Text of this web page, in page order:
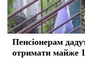
Пенсіонерам
отримати майже